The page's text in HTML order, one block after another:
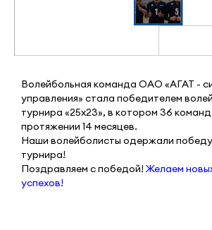
Волейбольная команда ОАО «АГАТ -
управления» стала победителем
турнира «25х23», в котором 36
протяжении 14 месяцев.
Наши волейболисты одержали
турнира!
Поздравляем с победой!Желаем
успехов!